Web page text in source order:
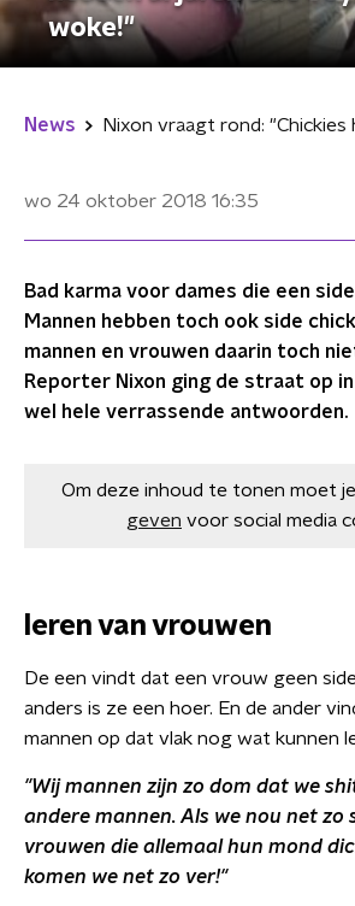
woke!"
News
wo 24 oktober 2018 16:35
Bad karma voor dames die een
Mannen hebben toch ook side
mannen en vrouwen daarin toch
Reporter Nixon ging de straat op
wel hele verrassende antwoorden.
Om deze inhoud te tonen moet je
geven voor social media
leren van vrouwen
De een vindt dat een vrouw geen
anders is ze een hoer. En de ander
mannen op dat vlak nog wat kunnen
"Wij mannen zijn zo dom dat we
andere mannen. Als we nou net zo
vrouwen die allemaal hun mond
komen we net zo ver!"